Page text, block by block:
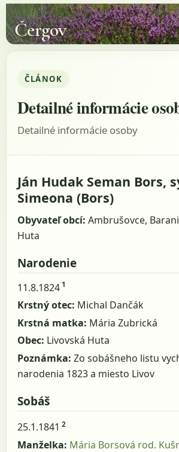
Čergov
ČLÁNOK
Detailné informácie
Detailné informácie osoby
Ján Hudak Seman Bors,
Simeona (Bors)
Obyvateľ obcí: Ambrušovce,
Huta
Narodenie
11.8.1824 1
Krstný otec: Michal Dančák
Krstná matka: Mária Zubrická
Obec: Livovská Huta
Poznámka: Zo sobášneho listu
narodenia 1823 a miesto Livov
Sobáš
25.1.1841 2
Manželka: Mária Borsová rod.